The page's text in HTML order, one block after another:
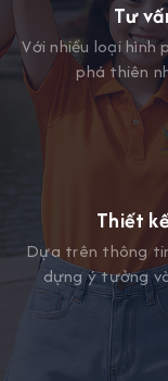
Tư
Với nhiều loại
phá thiên
Thiết
Dựa trên thông
dựng ý tưởng